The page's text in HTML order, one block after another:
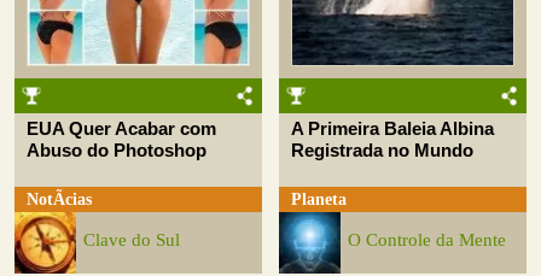
EUA Quer Acabar com
Abuso do Photoshop
NotÃ­cias
Clave do Sul
A Primeira Baleia Albina
Registrada no Mundo
Planeta
O Controle da Mente